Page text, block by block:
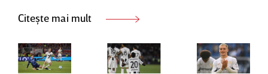
Citește mai mult